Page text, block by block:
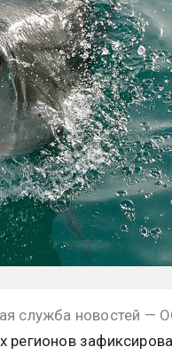
служба новостей —
регионов